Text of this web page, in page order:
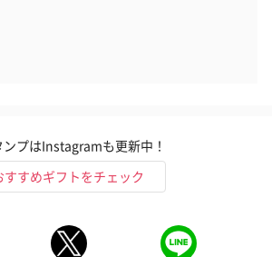
ンプはInstagramも更新中！
すすめギフトをチェック